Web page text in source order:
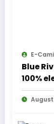
E-
Blue
100%
August